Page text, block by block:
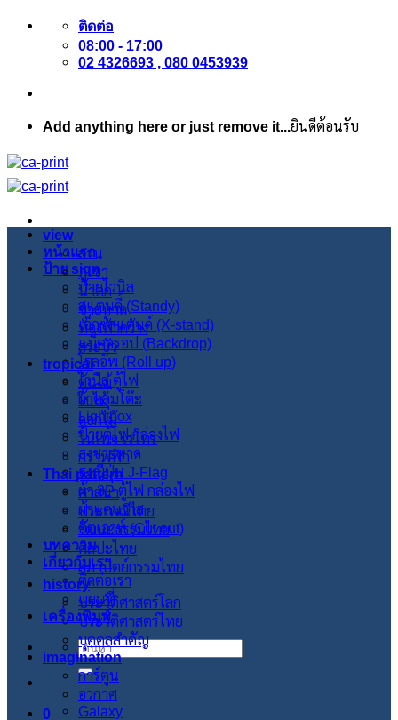
ข้าม
ติดต่อ
08:00 - 17:00
02 4326693 , 080 0453939
Add anything here or just remove it...ยินดีต้อนรับ
หน้าแรก
ป้าย sign
ป้ายไวนิล
สแตนดี้ (Standy)
เอ็กซ์สแตนด์ (X-stand)
แบ็คดรอป (Backdrop)
โรลอัพ (Roll up)
ไวนิล ตู้ไฟ
ผ้าคลุมโต๊ะ
Lightbox
ป้ายตู้ไฟ กล่องไฟ
ธงชายหาด
ธงญี่ปุ่น J-Flag
ผ้า 3P ตู้ไฟ กล่องไฟ
ผ้าแคนวาส
คัตเอาท์ (Cut out)
บทความ
เกี่ยวกับเรา
ติดต่อเรา
แผนที่
เครื่องพิมพ์
ค้นหา:
0
view
สวน
ภูเขา
น้ำตก
ชายหาด
ท้องฟ้ากว้าง
สระบัว
tropical
ต้นไม้
ใบไม้
ดอกไม้
วินเทจ เรโทร
กราฟฟิก
Thai pattern
ศาสนา
ประเพณีไทย
วัฒนะธรรมไทย
ศิลปะไทย
สภาปัตย์กรรมไทย
history
ประวัติศาสตร์โลก
ประวัติศาสตร์ไทย
บุคคลสำคัญ
imagination
การ์ตูน
อวกาศ
Galaxy